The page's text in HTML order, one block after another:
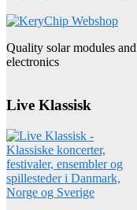
Quality solar modules and
electronics
Live Klassisk